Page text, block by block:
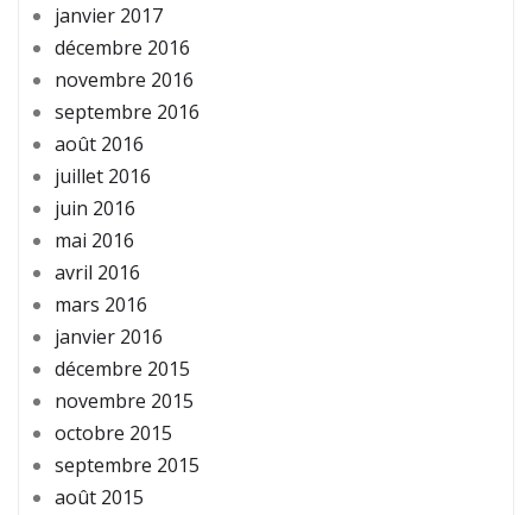
janvier 2017
décembre 2016
novembre 2016
septembre 2016
août 2016
juillet 2016
juin 2016
mai 2016
avril 2016
mars 2016
janvier 2016
décembre 2015
novembre 2015
octobre 2015
septembre 2015
août 2015